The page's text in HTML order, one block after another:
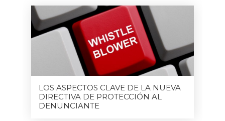
LOS ASPECTOS CLAVE DE LA NUEVA
DIRECTIVA DE PROTECCIÓN AL
DENUNCIANTE